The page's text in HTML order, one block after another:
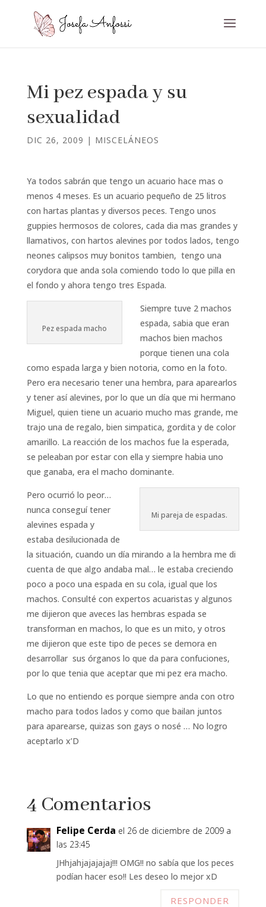
Mi pez espada y su
sexualidad
DIC 26, 2009 | MISCELÁNEOS
Ya todos sabrán que tengo un acuario hace mas o
menos 4 meses. Es un acuario pequeño de 25 litros
con hartas plantas y diversos peces. Tengo unos
guppies hermosos de colores, cada dia mas grandes y
llamativos, con hartos alevines por todos lados, tengo
neones calipsos muy bonitos tambien, tengo una
corydora que anda sola comiendo todo lo que pilla en
el fondo y ahora tengo tres Espada.
Pez espada macho
Siempre tuve 2 machos
espada, sabia que eran
machos bien machos
porque tienen una cola
como espada larga y bien notoria, como en la foto.
Pero era necesario tener una hembra, para aparearlos
y tener así alevines, por lo que un día que mi hermano
Miguel, quien tiene un acuario mucho mas grande, me
trajo una de regalo, bien simpatica, gordita y de color
amarillo. La reacción de los machos fue la esperada,
se peleaban por estar con ella y siempre habia uno
que ganaba, era el macho dominante.
Mi pareja de espadas.
Pero ocurrió lo peor…
nunca conseguí tener
alevines espada y
estaba desilucionada de
la situación, cuando un día mirando a la hembra me di
cuenta de que algo andaba mal… le estaba creciendo
poco a poco una espada en su cola, igual que los
machos. Consulté con expertos acuaristas y algunos
me dijieron que aveces las hembras espada se
transforman en machos, lo que es un mito, y otros
me dijieron que este tipo de peces se demora en
desarrollar sus órganos lo que da para confuciones,
por lo que tenia que aceptar que mi pez era macho.
Lo que no entiendo es porque siempre anda con otro
macho para todos lados y como que bailan juntos
para aparearse, quizas son gays o nosé … No logro
aceptarlo x’D
4 Comentarios
Felipe Cerda el 26 de diciembre de 2009 a
las 23:45
JHhjahjajajajaj!!! OMG!! no sabía que los peces
podían hacer eso!! Les deseo lo mejor xD
RESPONDER